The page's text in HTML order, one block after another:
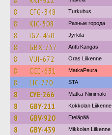
8 CFG-348 Turkubus
8 KIC-508 Разные города
8 IGZ-450 Jyrkilä
8 GBX-757 Antti Kangas
8 VUI-672 Oras Liikenne
8 CCE-631 MatkaPeura
8 LIC-770 STA
8 CYE-266 Matka-Niinimäki
8 GBY-211 Kokkolan Liikenne
8 GBV-920 Eteläpää
8 GBY-439 Mikkolan Liikenne